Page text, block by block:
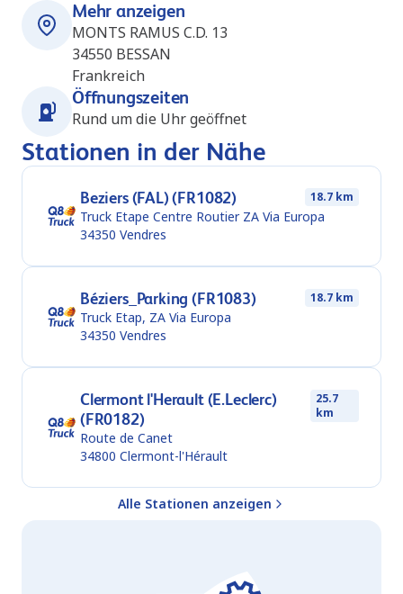
Mehr anzeigen
MONTS RAMUS C.D. 13
34550 BESSAN
Frankreich
Öffnungszeiten
Rund um die Uhr geöffnet
Stationen in der Nähe
Beziers (FAL) (FR1082) 18.7 km
Truck Etape Centre Routier ZA Via Europa
34350 Vendres
Béziers_Parking (FR1083) 18.7 km
Truck Etap, ZA Via Europa
34350 Vendres
Clermont l'Herault (E.Leclerc)
(FR0182)
25.7
km
Route de Canet
34800 Clermont-l'Hérault
Alle Stationen anzeigen